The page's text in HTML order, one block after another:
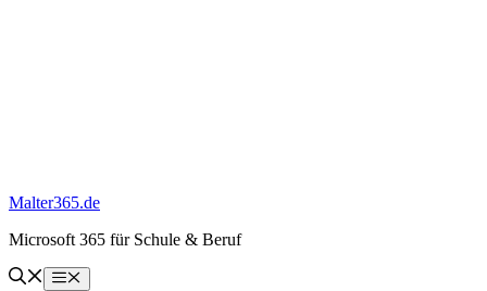
Malter365.de
Microsoft 365 für Schule & Beruf
Menü